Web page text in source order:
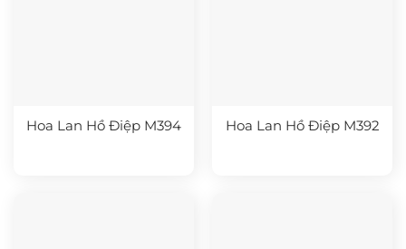
Hoa Lan Hồ Điệp M394 Hoa Lan Hồ Điệp M392